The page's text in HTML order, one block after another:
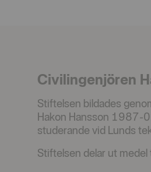
Civilingenjören
Stiftelsen bildades
Hakon Hansson 1987-
studerande vid Lunds
Stiftelsen delar ut